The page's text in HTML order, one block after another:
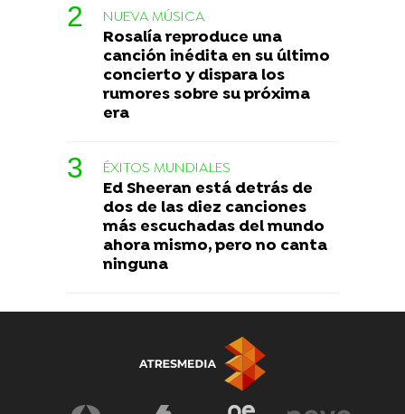
NUEVA MÚSICA
Rosalía reproduce una
canción inédita en su último
concierto y dispara los
rumores sobre su próxima
era
ÉXITOS MUNDIALES
Ed Sheeran está detrás de
dos de las diez canciones
más escuchadas del mundo
ahora mismo, pero no canta
ninguna